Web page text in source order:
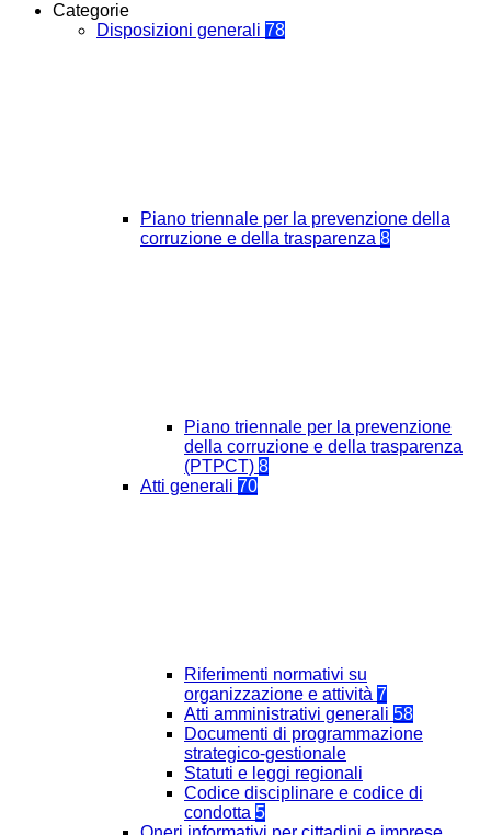
Categorie
Disposizioni generali 78
Piano triennale per la prevenzione della
corruzione e della trasparenza 8
Piano triennale per la prevenzione
della corruzione e della trasparenza
(PTPCT) 8
Atti generali 70
Riferimenti normativi su
organizzazione e attività 7
Atti amministrativi generali 58
Documenti di programmazione
strategico-gestionale
Statuti e leggi regionali
Codice disciplinare e codice di
condotta 5